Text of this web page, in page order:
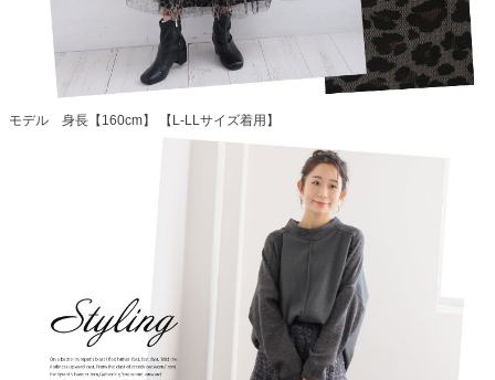
モデル 身長【160cm】 【L-LLサイズ着用】